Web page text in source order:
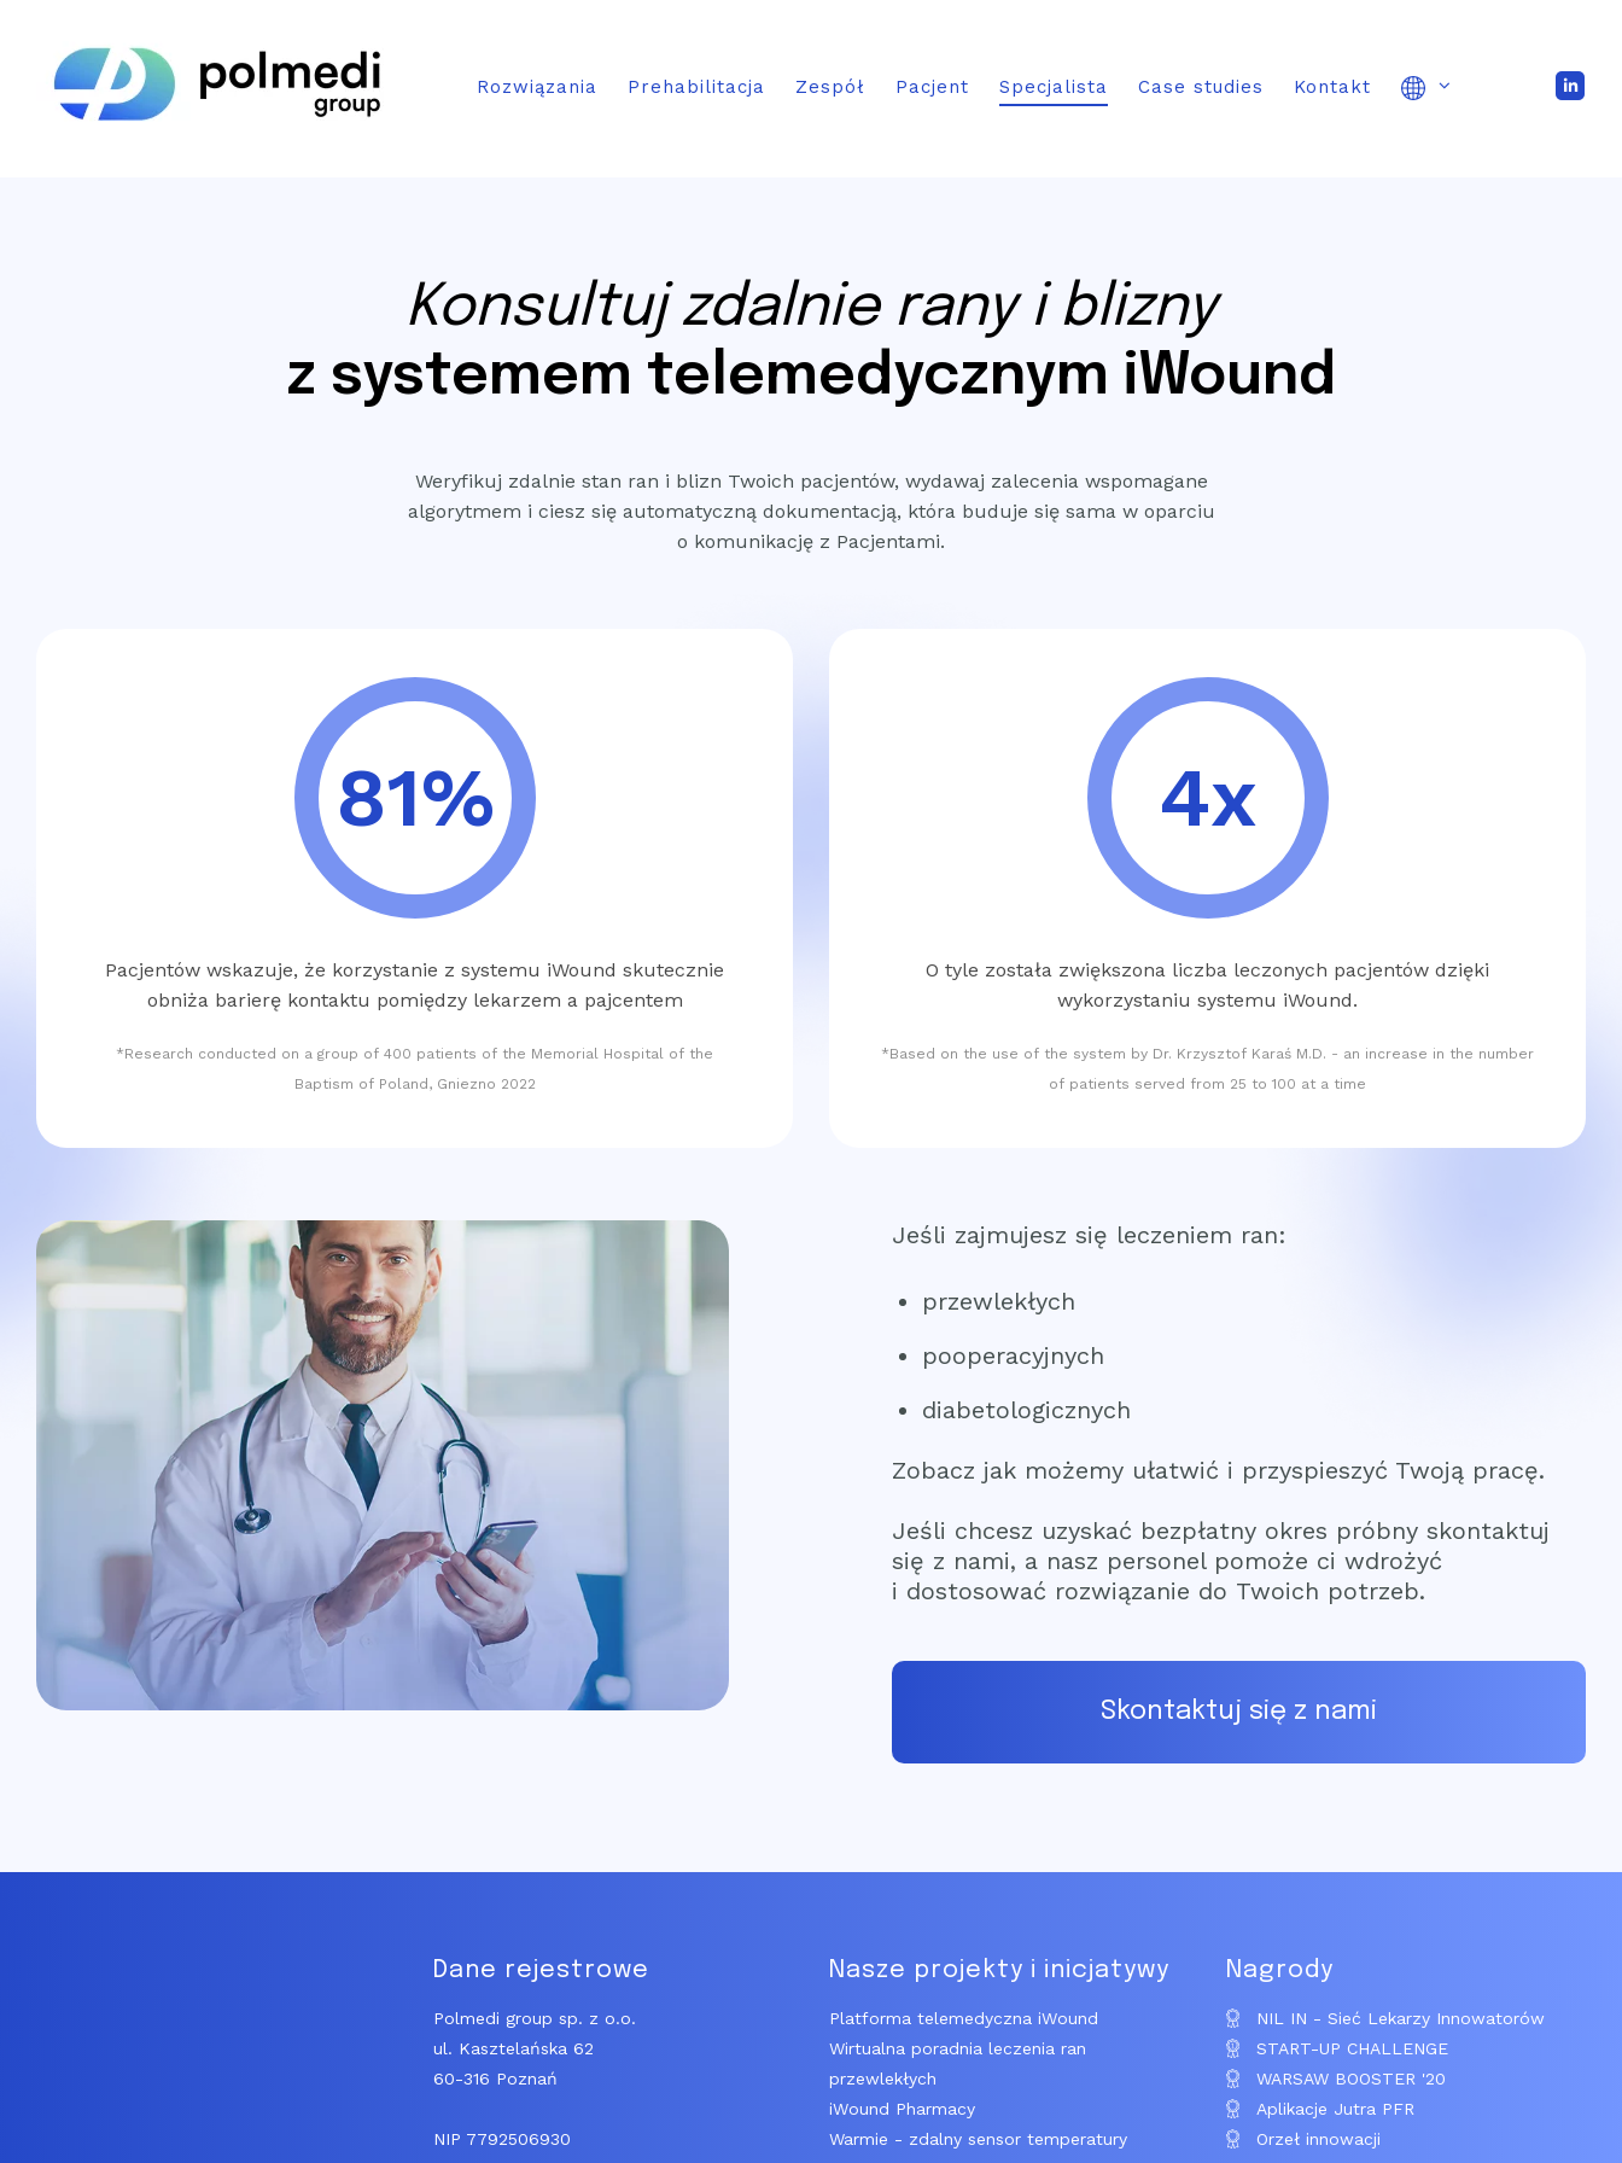
content
Rozwiązania Prehabilitacja Zespół Pacjent Specjalista Case studies Kontakt
Konsultuj zdalnie rany i blizny
z systemem telemedycznym iWound
Weryfikuj zdalnie stan ran i blizn Twoich pacjentów, wydawaj zalecenia wspomagane
algorytmem i ciesz się automatyczną dokumentacją, która buduje się sama w oparciu
o komunikację z Pacjentami.
81%
Pacjentów wskazuje, że korzystanie z systemu iWound skutecznie
obniża barierę kontaktu pomiędzy lekarzem a pajcentem
*Research conducted on a group of 400 patients of the Memorial Hospital of the
Baptism of Poland, Gniezno 2022
4x
O tyle została zwiększona liczba leczonych pacjentów dzięki
wykorzystaniu systemu iWound.
*Based on the use of the system by Dr. Krzysztof Karaś M.D. - an increase in the number
of patients served from 25 to 100 at a time
Jeśli zajmujesz się leczeniem ran:
przewlekłych
pooperacyjnych
diabetologicznych
Zobacz jak możemy ułatwić i przyspieszyć Twoją pracę.
Jeśli chcesz uzyskać bezpłatny okres próbny skontaktuj
się z nami, a nasz personel pomoże ci wdrożyć
i dostosować rozwiązanie do Twoich potrzeb.
Skontaktuj się z nami
Dane rejestrowe
Polmedi group sp. z o.o.
ul. Kasztelańska 62
60-316 Poznań
NIP 7792506930
Nasze projekty i inicjatywy
Platforma telemedyczna iWound
Wirtualna poradnia leczenia ran
przewlekłych
iWound Pharmacy
Warmie - zdalny sensor temperatury
Nagrody
NIL IN - Sieć Lekarzy Innowatorów
START-UP CHALLENGE
WARSAW BOOSTER '20
Aplikacje Jutra PFR
Orzeł innowacji